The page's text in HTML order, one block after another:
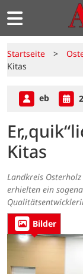
Startseite >
Kitas
eb
Kitas
Landkreis
erhielten ein
Bilder